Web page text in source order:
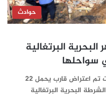
حوادث
البرتغالية
موقع portugal resident / الدار : ترجمات تم اعتراض قارب يحمل 22
البحرية البرتغالية